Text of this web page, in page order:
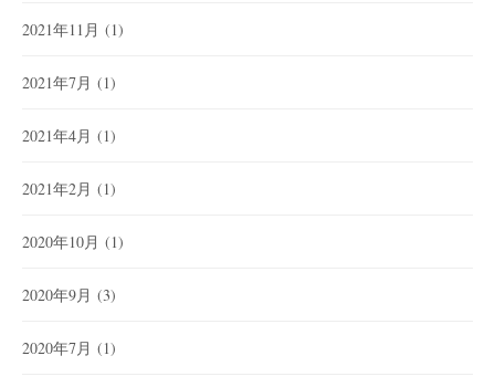
2021年11月 (1)
2021年7月 (1)
2021年4月 (1)
2021年2月 (1)
2020年10月 (1)
2020年9月 (3)
2020年7月 (1)